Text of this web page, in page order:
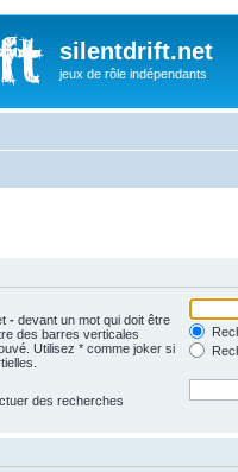
silentdrift.net
jeux de rôle indépendants
- devant un mot qui doit être
des barres verticales
Utilisez * comme joker si
des recherches